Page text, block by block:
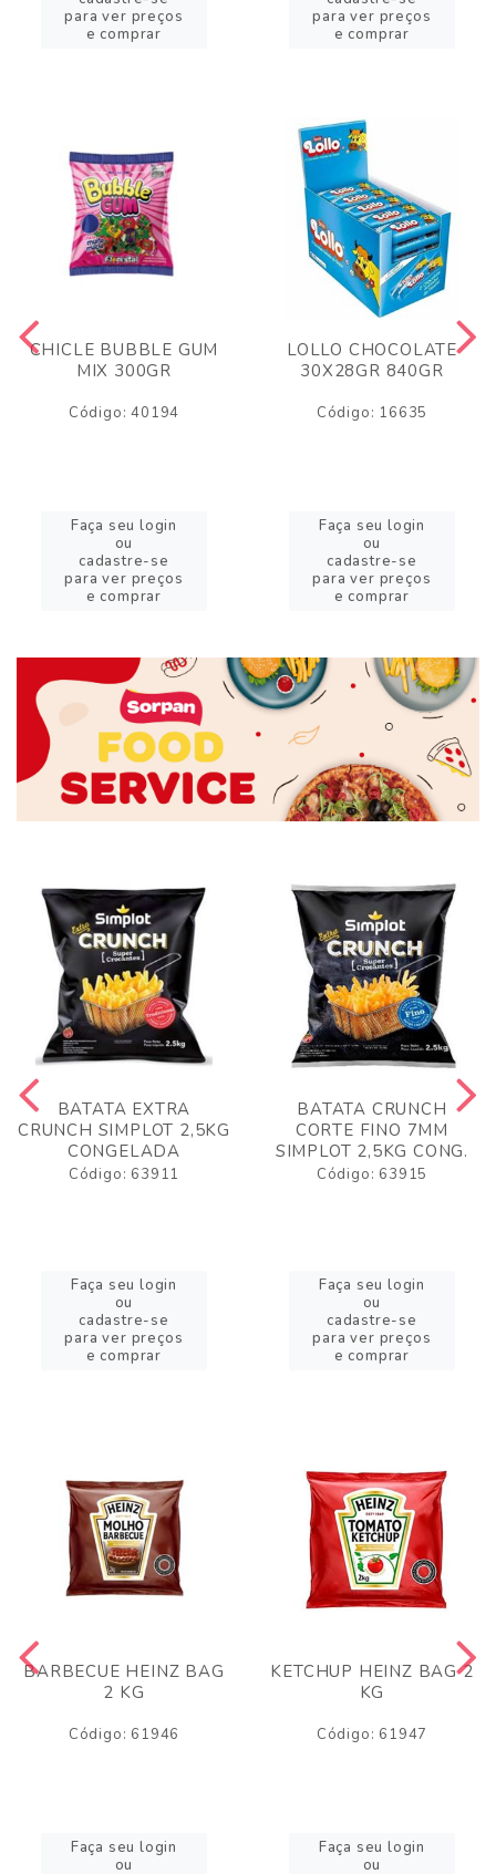
para ver preços
e comprar
para ver preços
e comprar
CHICLE BUBBLE GUM
MIX 300GR
Código: 40194
Faça seu login
ou
cadastre-se
para ver preços
e comprar
LOLLO CHOCOLATE
30X28GR 840GR
Código: 16635
Faça seu login
ou
cadastre-se
para ver preços
e comprar
BATATA EXTRA
CRUNCH SIMPLOT 2,5KG
CONGELADA
Código: 63911
Faça seu login
ou
cadastre-se
para ver preços
e comprar
BATATA CRUNCH
CORTE FINO 7MM
SIMPLOT 2,5KG CONG.
Código: 63915
Faça seu login
ou
cadastre-se
para ver preços
e comprar
BARBECUE HEINZ BAG
2 KG
Código: 61946
Faça seu login
ou
KETCHUP HEINZ BAG 2
KG
Código: 61947
Faça seu login
ou